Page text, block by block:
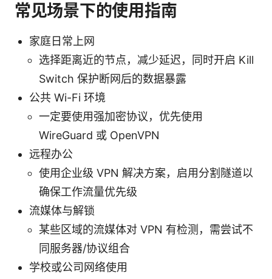
常见场景下的使用指南
家庭日常上网
选择距离近的节点，减少延迟，同时开启 Kill
Switch 保护断网后的数据暴露
公共 Wi-Fi 环境
一定要使用强加密协议，优先使用
WireGuard 或 OpenVPN
远程办公
使用企业级 VPN 解决方案，启用分割隧道以
确保工作流量优先级
流媒体与解锁
某些区域的流媒体对 VPN 有检测，需尝试不
同服务器/协议组合
学校或公司网络使用